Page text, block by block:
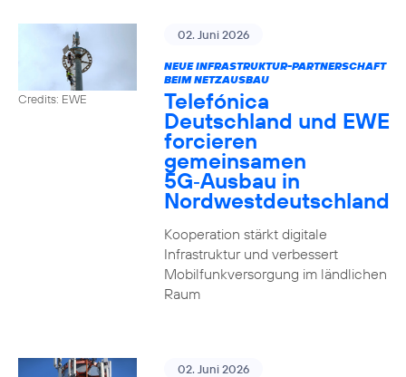
Credits: EWE
02. Juni 2026
NEUE INFRASTRUKTUR-PARTNERSCHAFT
BEIM NETZAUSBAU
Telefónica
Deutschland und EWE
forcieren
gemeinsamen
5G‑Ausbau in
Nordwestdeutschland
Kooperation stärkt digitale
Infrastruktur und verbessert
Mobilfunkversorgung im ländlichen
Raum
02. Juni 2026